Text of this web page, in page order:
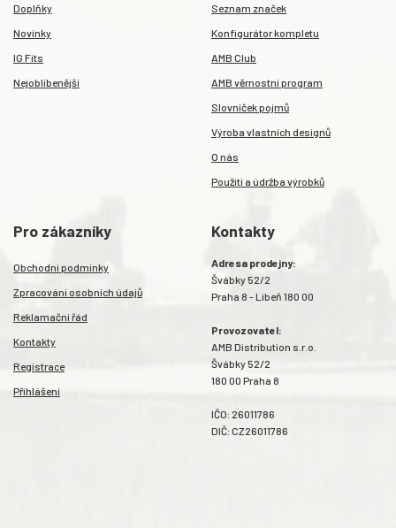
Doplňky
Novinky
IG Fits
Nejoblíbenější
Seznam značek
Konfigurátor kompletu
AMB Club
AMB věrnostní program
Slovníček pojmů
Výroba vlastních designů
O nás
Použití a údržba výrobků
Pro zákazníky
Obchodní podmínky
Zpracování osobních údajů
Reklamační řád
Kontakty
Registrace
Přihlášení
Kontakty
Adresa prodejny:
Švábky 52/2
Praha 8 - Libeň 180 00
Provozovatel:
AMB Distribution s.r.o.
Švábky 52/2
180 00 Praha 8
IČO: 26011786
DIČ: CZ26011786